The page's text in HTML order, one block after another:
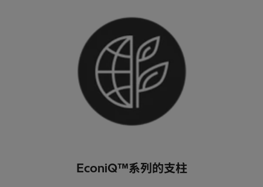
EconiQ™系列的支柱